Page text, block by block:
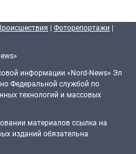
| Фоторепортажи |
информации «Nord-News» Эл
Федеральной службой по
технологий и массовых
материалов ссылка на
изданий обязательна